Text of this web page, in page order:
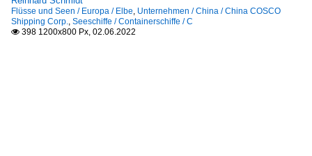
Flüsse und Seen / Europa / Elbe Unternehmen / China / China COSCO
Shipping Corp.
Seeschiffe / Containerschiffe / C
 398 1200x800 Px, 02.06.2022